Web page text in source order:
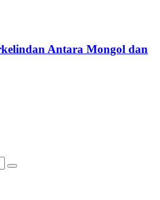
Antara Mongol dan